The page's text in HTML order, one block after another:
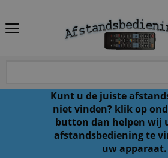
Kunt u de juiste
niet vinden? klik op
button dan helpen wij
afstandsbediening te
uw apparaat.